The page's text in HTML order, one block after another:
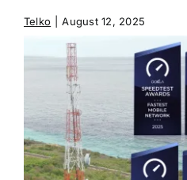
Telko August 12, 2025